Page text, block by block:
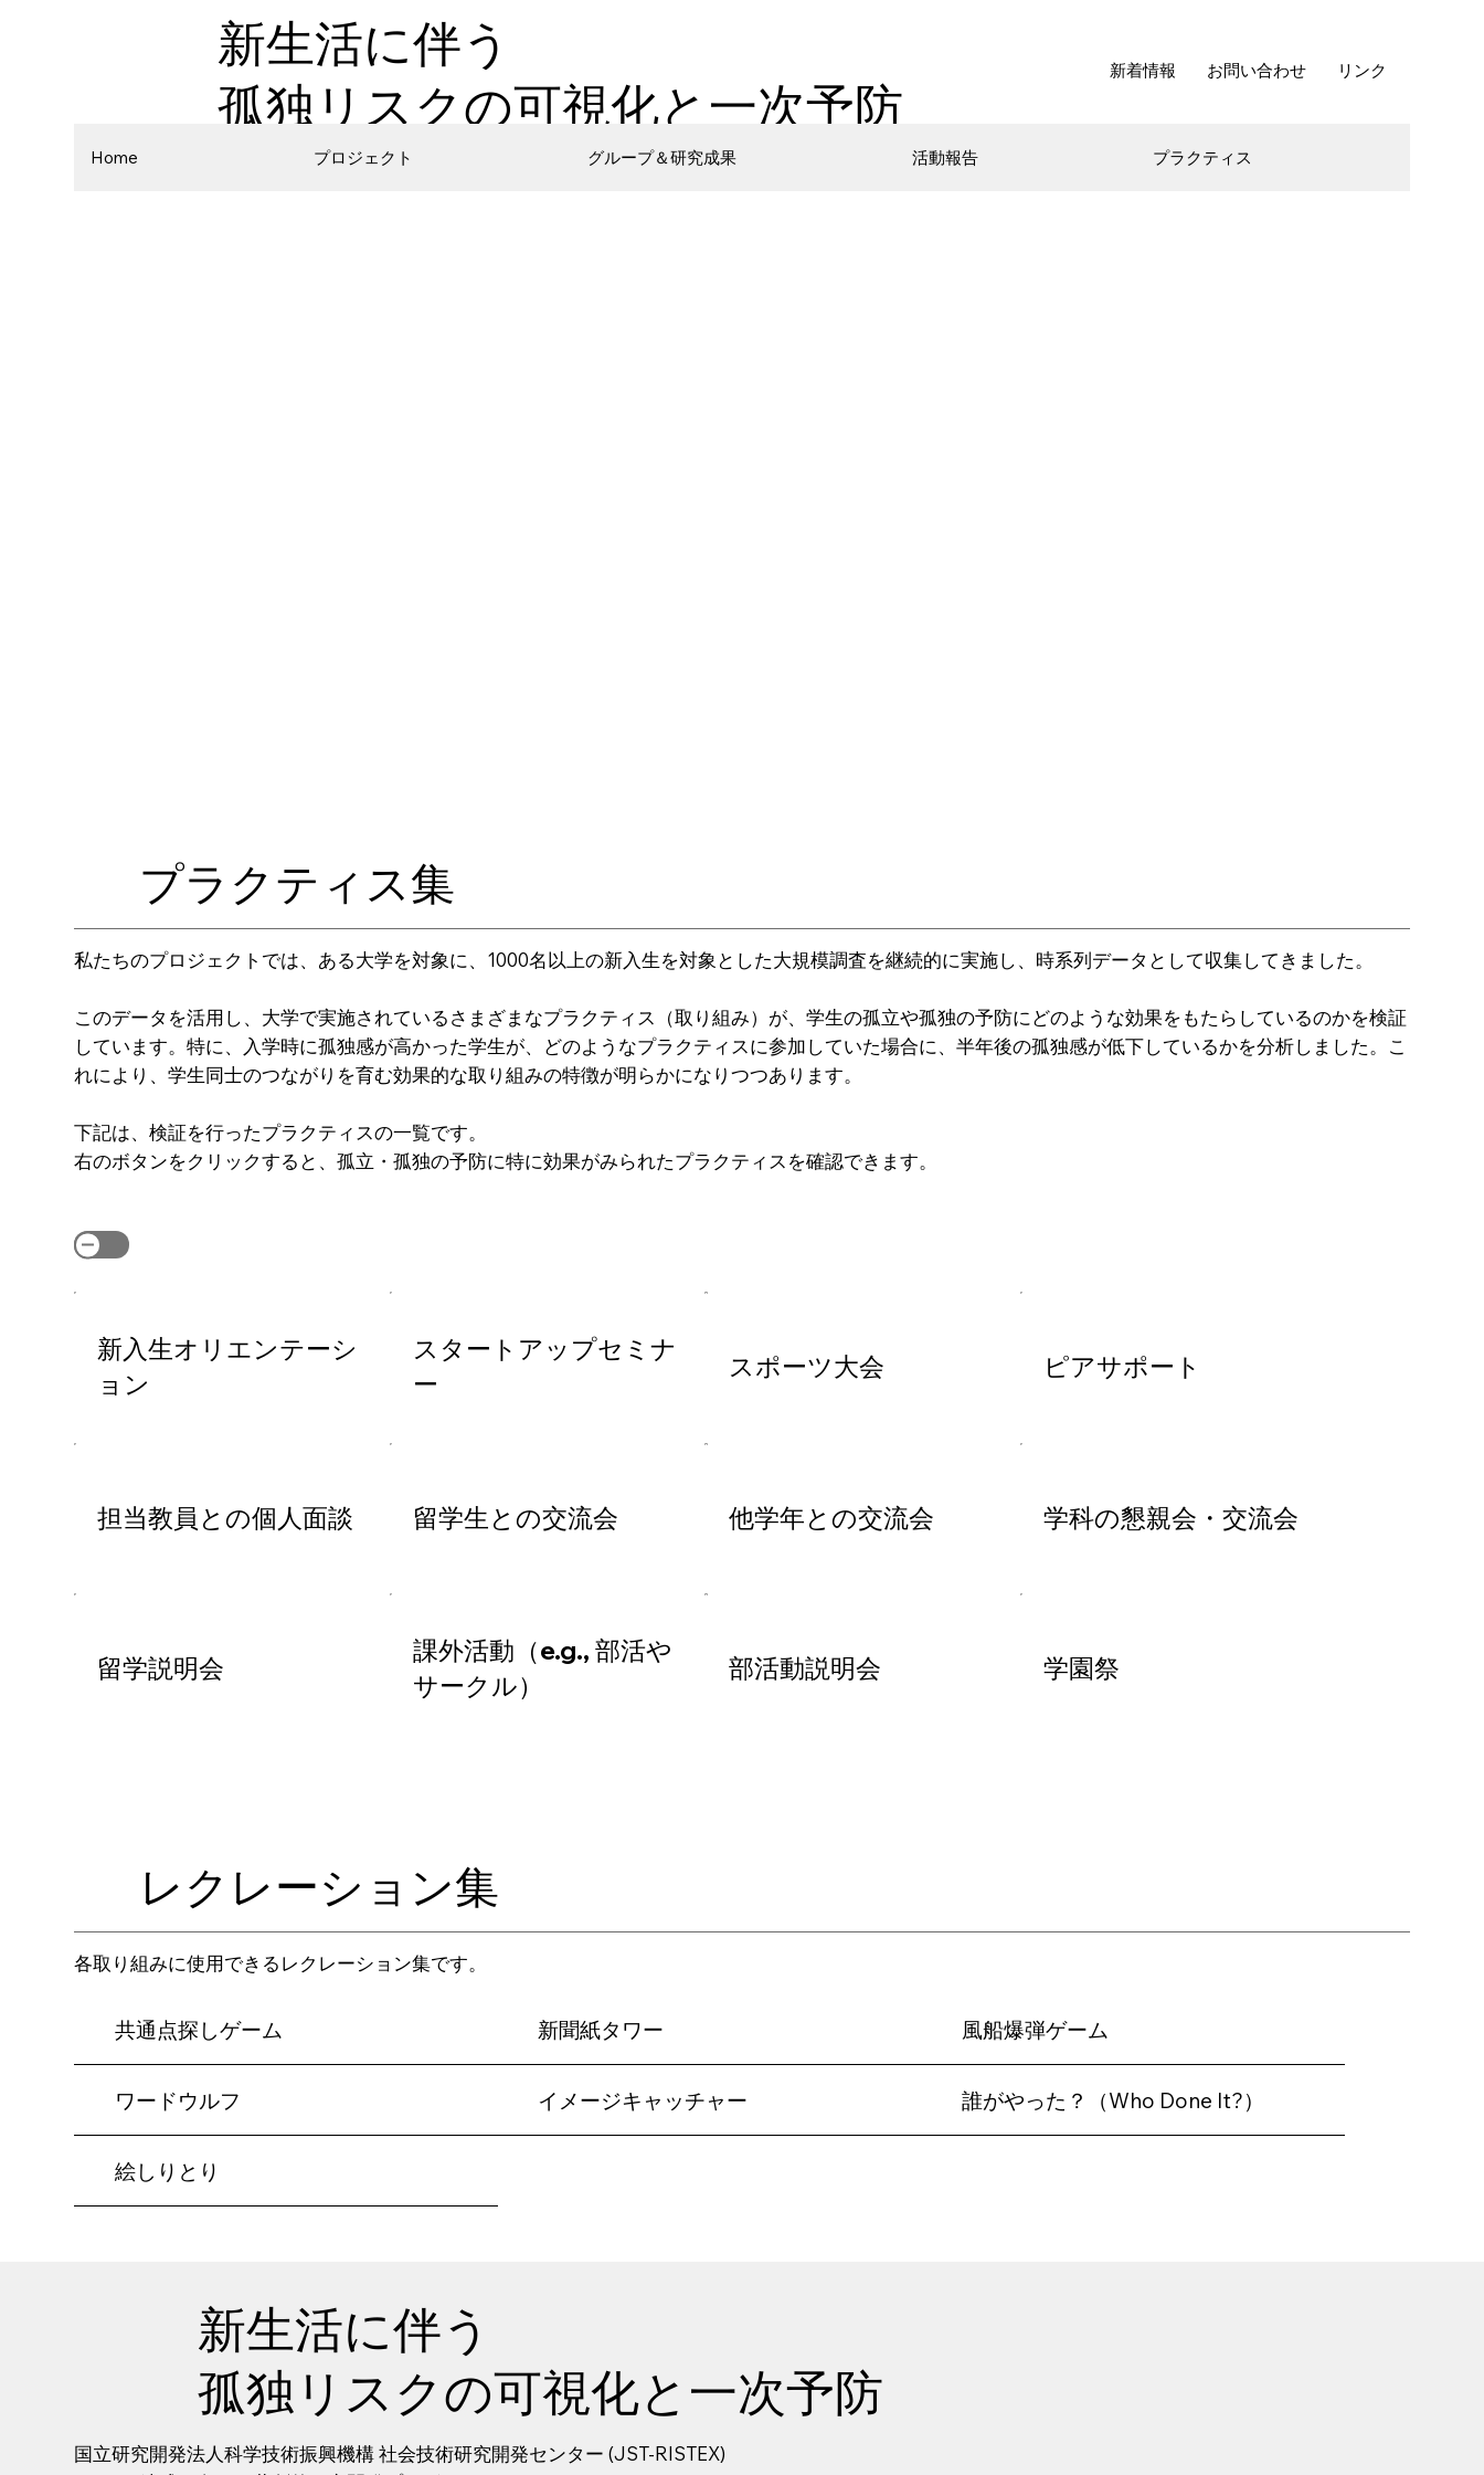
新着情報 お問い合わせ リンク
新生活に伴う
孤独リスクの可視化と一次予防
Home プロジェクト グループ＆研究成果 活動報告 プラクティス
​プラクティス集
私たちのプロジェクトでは、ある大学を対象に、1000名以上の新入生を対象とした大規模調査を継続的に実施し、時系列データとして収集してきました。
このデータを活用し、大学で実施されているさまざまなプラクティス（取り組み）が、学生の孤立や孤独の予防にどのような効果をもたらしているのかを検証
しています。特に、入学時に孤独感が高かった学生が、どのようなプラクティスに参加していた場合に、半年後の孤独感が低下しているかを分析しました。こ
れにより、学生同士のつながりを育む効果的な取り組みの特徴が明らかになりつつあります。
下記は、検証を行ったプラクティスの一覧です。
右のボタンをクリックすると、孤立・孤独の予防に特に効果がみられたプラクティスを確認できます。
新入生オリエンテーシ
ョン
スタートアップセミナ
ー
スポーツ大会 ピアサポート
担当教員との個人面談 留学生との交流会 他学年との交流会 学科の懇親会・交流会
留学説明会
課外活動（e.g., 部活や
サークル）
部活動説明会 学園祭
共通点探しゲーム 新聞紙タワー 風船爆弾ゲーム
ワードウルフ イメージキャッチャー 誰がやった？（Who Done It?）
絵しりとり
レクレーション集
​各取り組みに使用できるレクレーション集です。
新生活に伴う
孤独リスクの可視化と一次予防
国立研究開発法人科学技術振興機構 社会技術研究開発センター (JST-RISTEX)